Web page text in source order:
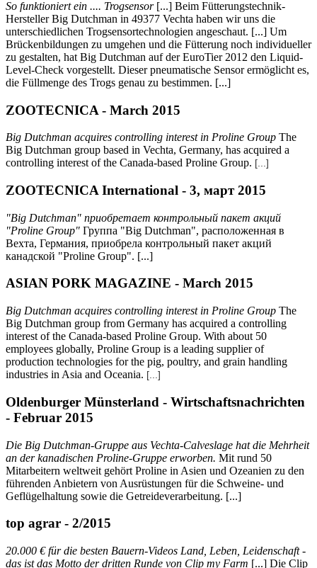
So funktioniert ein .... Trogsensor [...] Beim Fütterungstechnik-
Hersteller Big Dutchman in 49377 Vechta haben wir uns die
unterschiedlichen Trogsensortechnologien angeschaut. [...] Um
Brückenbildungen zu umgehen und die Fütterung noch individueller
zu gestalten, hat Big Dutchman auf der EuroTier 2012 den Liquid-
Level-Check vorgestellt. Dieser pneumatische Sensor ermöglicht es,
die Füllmenge des Trogs genau zu bestimmen. [...]
ZOOTECNICA - March 2015
Big Dutchman acquires controlling interest in Proline Group The
Big Dutchman group based in Vechta, Germany, has acquired a
controlling interest of the Canada-based Proline Group. [...]
ZOOTECNICA International - 3, март 2015
"Big Dutchman" приобретает контрольный пакет акций
"Proline Group" Группа "Big Dutchman", расположенная в
Вехта, Германия, приобрела контрольный пакет акций
канадской "Proline Group". [...]
ASIAN PORK MAGAZINE - March 2015
Big Dutchman acquires controlling interest in Proline Group The
Big Dutchman group from Germany has acquired a controlling
interest of the Canada-based Proline Group. With about 50
employees globally, Proline Group is a leading supplier of
production technologies for the pig, poultry, and grain handling
industries in Asia and Oceania. [...]
Oldenburger Münsterland - Wirtschaftsnachrichten
- Februar 2015
Die Big Dutchman-Gruppe aus Vechta-Calveslage hat die Mehrheit
an der kanadischen Proline-Gruppe erworben. Mit rund 50
Mitarbeitern weltweit gehört Proline in Asien und Ozeanien zu den
führenden Anbietern von Ausrüstungen für die Schweine- und
Geflügelhaltung sowie die Getreideverarbeitung. [...]
top agrar - 2/2015
20.000 € für die besten Bauern-Videos Land, Leben, Leidenschaft -
das ist das Motto der dritten Runde von Clip my Farm [...] Die Clip